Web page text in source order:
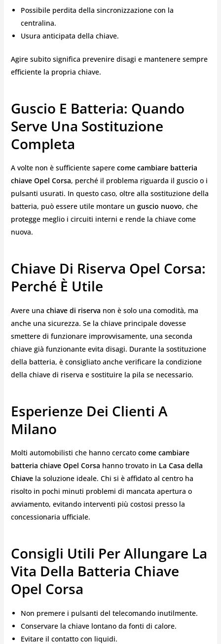
Possibile perdita della sincronizzazione con la
centralina.
Usura anticipata della chiave.
Agire subito significa prevenire disagi e mantenere sempre
efficiente la propria chiave.
Guscio E Batteria: Quando
Serve Una Sostituzione
Completa
A volte non è sufficiente sapere come cambiare batteria
chiave Opel Corsa, perché il problema riguarda il guscio o i
pulsanti usurati. In questo caso, oltre alla sostituzione della
batteria, può essere utile montare un guscio nuovo, che
protegge meglio i circuiti interni e rende la chiave come
nuova.
Chiave Di Riserva Opel Corsa:
Perché È Utile
Avere una chiave di riserva non è solo una comodità, ma
anche una sicurezza. Se la chiave principale dovesse
smettere di funzionare improvvisamente, una seconda
chiave già funzionante evita disagi. Durante la sostituzione
della batteria, è consigliato anche verificare la condizione
della chiave di riserva e sostituire la pila se necessario.
Esperienze Dei Clienti A
Milano
Molti automobilisti che hanno cercato come cambiare
batteria chiave Opel Corsa hanno trovato in La Casa della
Chiavela soluzione ideale. Chi si è affidato al centro ha
risolto in pochi minuti problemi di mancata apertura o
avviamento, evitando interventi più costosi presso la
concessionaria ufficiale.
Consigli Utili Per Allungare La
Vita Della Batteria Chiave
Opel Corsa
Non premere i pulsanti del telecomando inutilmente.
Conservare la chiave lontano da fonti di calore.
Evitare il contatto con liquidi.